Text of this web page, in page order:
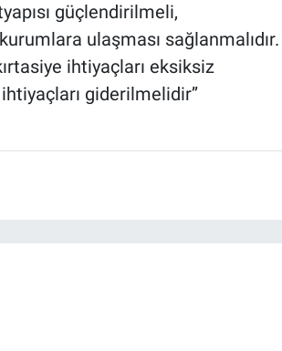
güçlendirilmeli,
ulaşması sağlanmalıdır.
ihtiyaçları eksiksiz
giderilmelidir’’